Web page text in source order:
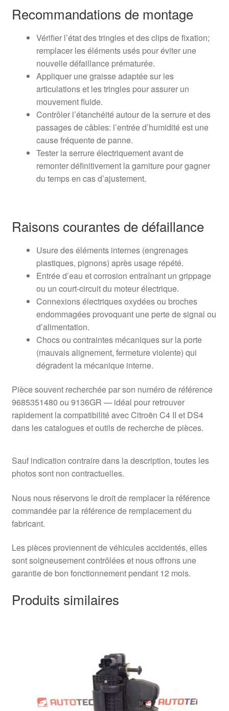
Recommandations de montage
Vérifier l’état des tringles et des clips de fixation;
remplacer les éléments usés pour éviter une
nouvelle défaillance prématurée.
Appliquer une graisse adaptée sur les
articulations et les tringles pour assurer un
mouvement fluide.
Contrôler l’étanchéité autour de la serrure et des
passages de câbles: l’entrée d’humidité est une
cause fréquente de panne.
Tester la serrure électriquement avant de
remonter définitivement la garniture pour gagner
du temps en cas d’ajustement.
Raisons courantes de défaillance
Usure des éléments internes (engrenages
plastiques, pignons) après usage répété.
Entrée d’eau et corrosion entraînant un grippage
ou un court-circuit du moteur électrique.
Connexions électriques oxydées ou broches
endommagées provoquant une perte de signal ou
d’alimentation.
Chocs ou contraintes mécaniques sur la porte
(mauvais alignement, fermeture violente) qui
dégradent la mécanique interne.
Pièce souvent recherchée par son numéro de référence
9685351480 ou 9136GR — idéal pour retrouver
rapidement la compatibilité avec Citroën C4 II et DS4
dans les catalogues et outils de recherche de pièces.
Sauf indication contraire dans la description, toutes les
photos sont non contractuelles.
Nous nous réservons le droit de remplacer la référence
commandée par la référence de remplacement du
fabricant.
Les pièces proviennent de véhicules accidentés, elles
sont soigneusement contrôlées et nous offrons une
garantie de bon fonctionnement pendant 12 mois.
Produits similaires